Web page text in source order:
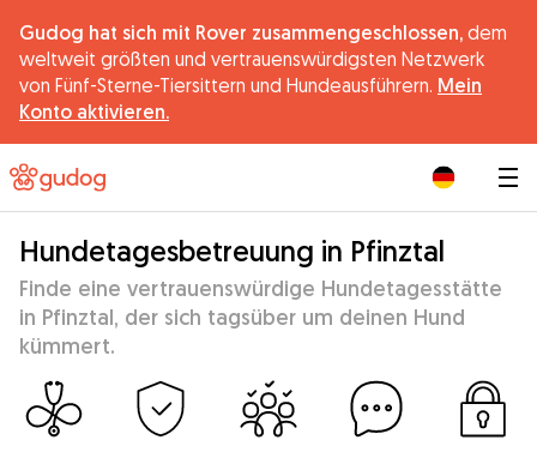
Gudog hat sich mit Rover zusammengeschlossen, dem
weltweit größten und vertrauenswürdigsten Netzwerk
von Fünf-Sterne-Tiersittern und Hundeausführern. Mein
Konto aktivieren.
Hundetagesbetreuung in Pfinztal
Finde eine vertrauenswürdige Hundetagesstätte
in Pfinztal, der sich tagsüber um deinen Hund
kümmert.